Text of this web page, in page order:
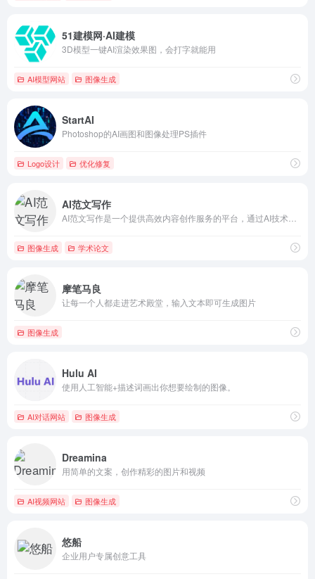
51建模网·AI建模
3D模型一键AI渲染效果图，会打字就能用
AI模型网站 图像生成
StartAI
Photoshop的AI画图和图像处理PS插件
Logo设计 优化修复
AI范文写作
图像生成 学术论文
摩笔马良
让每一个人都走进艺术殿堂，输入文本即可生成图片
图像生成
Hulu AI
使用人工智能+描述词画出你想要绘制的图像。
AI对话网站 图像生成
Dreamina
用简单的文案，创作精彩的图片和视频
AI视频网站 图像生成
悠船
企业用户专属创意工具